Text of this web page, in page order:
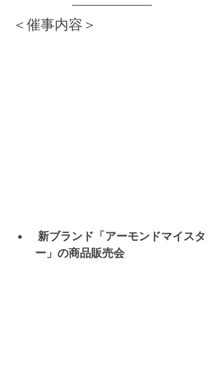
＜催事内容＞
ー」の商品販売会